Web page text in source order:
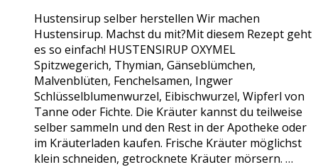
Hustensirup selber herstellen Wir machen
Hustensirup. Machst du mit?Mit diesem Rezept geht
es so einfach! HUSTENSIRUP OXYMEL
Spitzwegerich, Thymian, Gänseblümchen,
Malvenblüten, Fenchelsamen, Ingwer
Schlüsselblumenwurzel, Eibischwurzel, Wipferl von
Tanne oder Fichte. Die Kräuter kannst du teilweise
selber sammeln und den Rest in der Apotheke oder
im Kräuterladen kaufen. Frische Kräuter möglichst
klein schneiden, getrocknete Kräuter mörsern. …